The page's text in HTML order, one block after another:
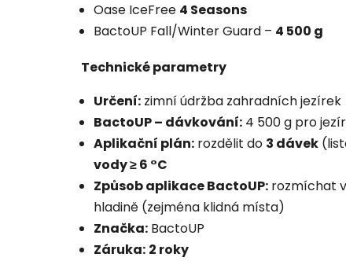
Oase IceFree 4 Seasons
BactoUP Fall/Winter Guard – 4 500 g
Technické parametry
Určení: zimní údržba zahradních jezírek
BactoUP – dávkování: 4 500 g pro
Aplikační plán: rozdělit do 3 dávek
vody ≥ 6 °C
Způsob aplikace BactoUP: rozmíchat
hladině (zejména klidná místa)
Značka: BactoUP
Záruka: 2 roky